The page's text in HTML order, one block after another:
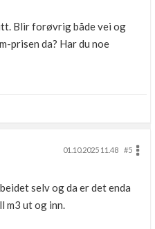
Blir forøvrig både vei og
prisen da? Har du noe
01.10.2025 11.48
#5
selv og da er det enda
m3 ut og inn.